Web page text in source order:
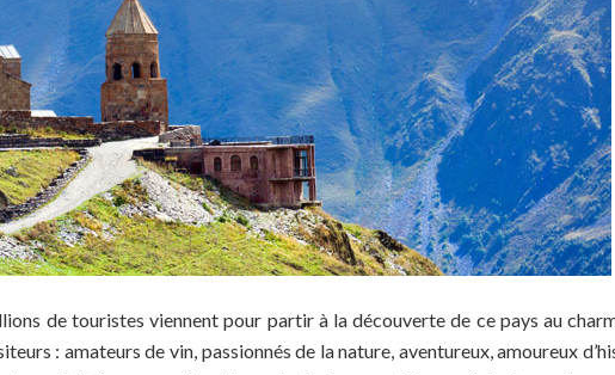
de touristes viennent pour partir à la découverte de ce pays au
: amateurs de vin, passionnés de la nature, aventureux, amoureux